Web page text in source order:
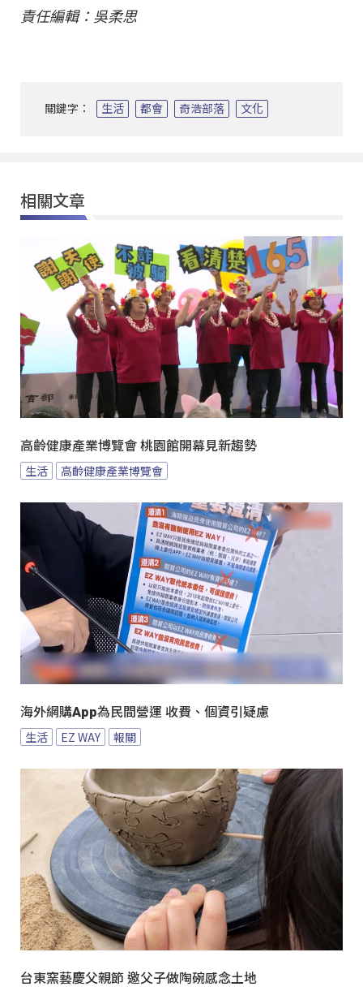
責任編輯：吳柔思
關鍵字： 生活 都會 奇浩部落 文化
相關文章
高齡健康產業博覽會 桃園館開幕見新趨勢
生活 高齡健康產業博覽會
海外網購App為民間營運 收費、個資引疑慮
生活 EZ WAY 報關
台東窯藝慶父親節 邀父子做陶碗感念土地